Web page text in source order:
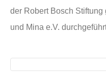
der Robert Bosch Stiftung
und Mina e.V.